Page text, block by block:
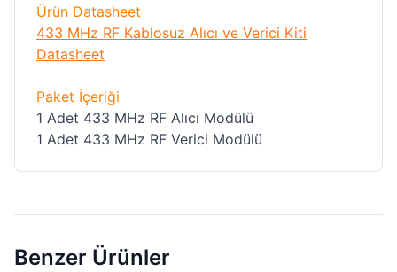
Ürün Datasheet
433 MHz RF Kablosuz Alıcı ve Verici Kiti
Datasheet
Paket İçeriği
1 Adet 433 MHz RF Alıcı Modülü
1 Adet 433 MHz RF Verici Modülü
Benzer Ürünler